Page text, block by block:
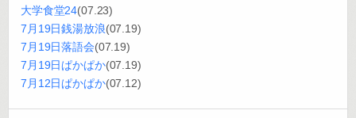
大学食堂24(07.23)
7月19日銭湯放浪(07.19)
7月19日落語会(07.19)
7月19日ぱかぱか(07.19)
7月12日ぱかぱか(07.12)